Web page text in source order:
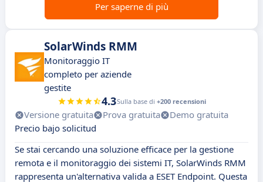
Per saperne di più
SolarWinds RMM
Monitoraggio IT
completo per aziende
gestite
4.3Sulla base di +200 recensioni
Versione gratuita Prova gratuita
Demo gratuita
Precio bajo solicitud
Se stai cercando una soluzione efficace per la gestione
remota e il monitoraggio dei sistemi IT, SolarWinds RMM
rappresenta un'alternativa valida a ESET Endpoint. Questa